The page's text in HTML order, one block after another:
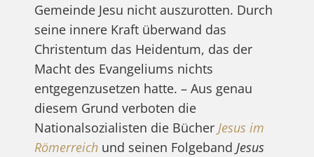
Gemeinde Jesu nicht auszurotten. Durch
seine innere Kraft überwand das
Christentum das Heidentum, das der
Macht des Evangeliums nichts
entgegenzusetzen hatte. – Aus genau
diesem Grund verboten die
Nationalsozialisten die Bücher Jesus im
Römerreichund seinen Folgeband Jesus